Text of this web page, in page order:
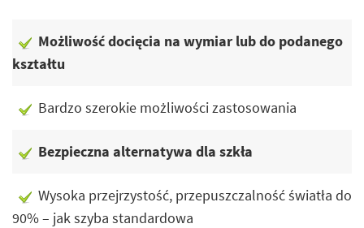
Możliwość docięcia na wymiar lub do podanego
kształtu
Bardzo szerokie możliwości zastosowania
Bezpieczna alternatywa dla szkła
Wysoka przejrzystość, przepuszczalność światła do
90% – jak szyba standardowa